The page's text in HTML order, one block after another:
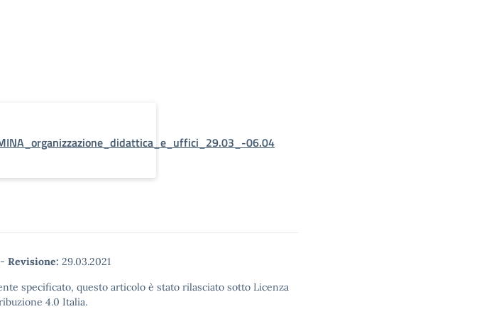
06.04
- Revisione: 29.03.2021
specificato, questo articolo è stato rilasciato sotto Licenza
4.0 Italia.